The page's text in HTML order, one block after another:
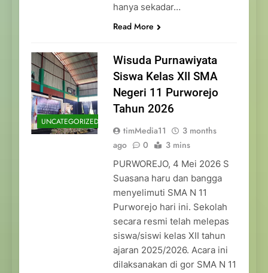
hanya sekadar…
Read More
UNCATEGORIZED
Wisuda Purnawiyata
Siswa Kelas XII SMA
Negeri 11 Purworejo
Tahun 2026
timMedia11
3 months
ago
0 3 mins
PURWOREJO, 4 Mei 2026 S
Suasana haru dan bangga
menyelimuti SMA N 11
Purworejo hari ini. Sekolah
secara resmi telah melepas
siswa/siswi kelas XII tahun
ajaran 2025/2026. Acara ini
dilaksanakan di gor SMA N 11